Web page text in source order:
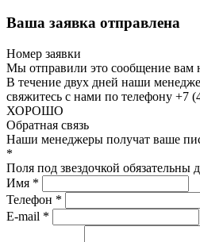
Ваша заявка отправлена
Номер заявки
Мы отправили это сообщение вам
В течение двух дней наши
свяжитесь с нами по телефону +7
ХОРОШО
Обратная связь
Наши менеджеры получат ваше
*
Поля под звездочкой обязательны
Имя *
Телефон *
E-mail *